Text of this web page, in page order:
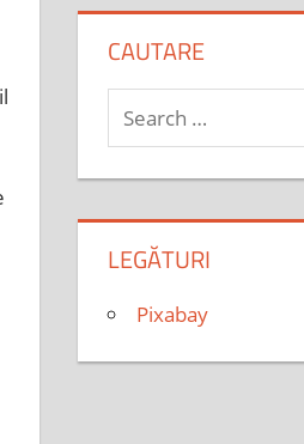
CAUTARE
Search
for:
LEGĂTURI
Pixabay